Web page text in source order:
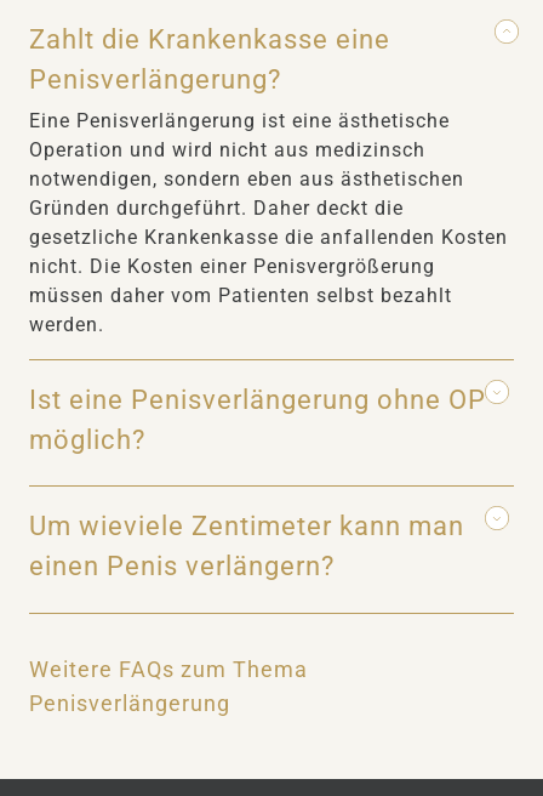
Zahlt die Krankenkasse eine
Penisverlängerung?
Eine Penisverlängerung ist eine ästhetische
Operation und wird nicht aus medizinsch
notwendigen, sondern eben aus ästhetischen
Gründen durchgeführt. Daher deckt die
gesetzliche Krankenkasse die anfallenden Kosten
nicht. Die Kosten einer Penisvergrößerung
müssen daher vom Patienten selbst bezahlt
werden.
Ist eine Penisverlängerung ohne OP
möglich?
Um wieviele Zentimeter kann man
einen Penis verlängern?
Weitere FAQs zum Thema
Penisverlängerung